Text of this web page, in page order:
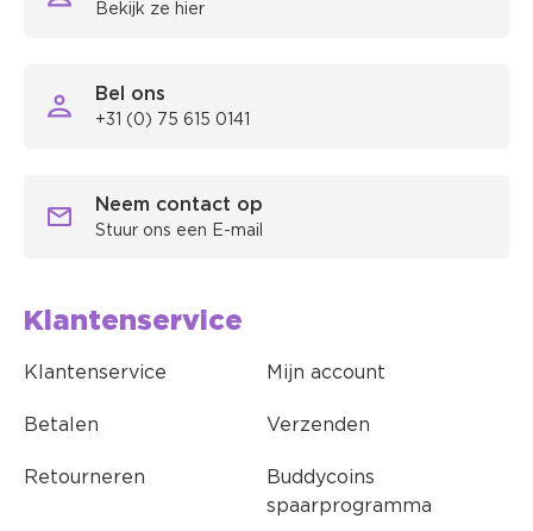
Bekijk ze hier
Bel ons
+31 (0) 75 615 0141
Neem contact op
Stuur ons een E-mail
Klantenservice
Klantenservice Mijn account
Betalen Verzenden
Retourneren
Buddycoins
spaarprogramma